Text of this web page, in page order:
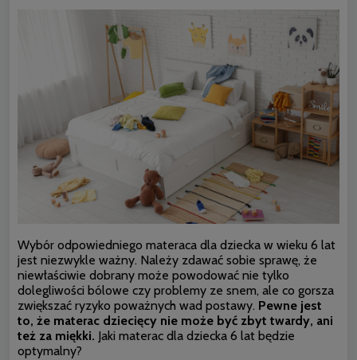
Wybór odpowiedniego materaca dla dziecka w wieku 6 lat
jest niezwykle ważny. Należy zdawać sobie sprawę, że
niewłaściwie dobrany może powodować nie tylko
dolegliwości bólowe czy problemy ze snem, ale co gorsza
zwiększać ryzyko poważnych wad postawy. Pewne jest
to, że materac dziecięcy nie może być zbyt twardy, ani
też za miękki. Jaki materac dla dziecka 6 lat będzie
optymalny?